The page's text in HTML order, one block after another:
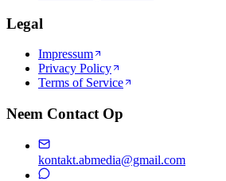
Legal
Impressum
Privacy Policy
Terms of Service
Neem Contact Op
kontakt.abmedia@gmail.com